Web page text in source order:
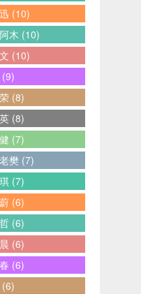
(10)
木 (10)
(10)
(8)
(8)
(7)
樊 (7)
(7)
(6)
(6)
(6)
(6)